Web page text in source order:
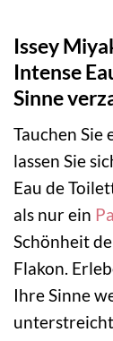
Issey
Intense
Sinne
Tauchen Sie
lassen Sie
Eau de
als nur ein
Schönheit
Flakon.
Ihre Sinne